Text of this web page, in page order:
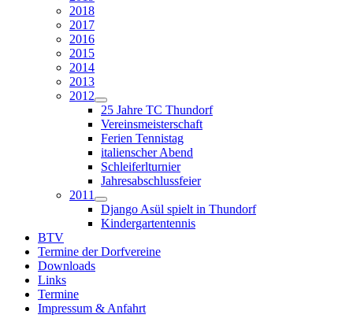
2018
2017
2016
2015
2014
2013
2012
25 Jahre TC Thundorf
Vereinsmeisterschaft
Ferien Tennistag
italienscher Abend
Schleiferlturnier
Jahresabschlussfeier
2011
Django Asül spielt in Thundorf
Kindergartentennis
BTV
Termine der Dorfvereine
Downloads
Links
Termine
Impressum & Anfahrt